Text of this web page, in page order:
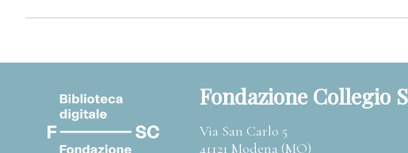
Fondazione Collegio
Via San Carlo 5
41121 Modena (MO)